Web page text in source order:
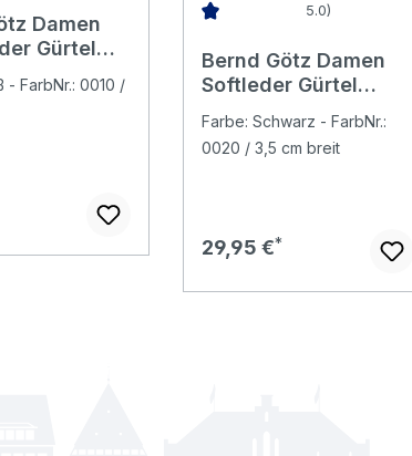
Damen
Gürtel
- FarbNr.: 0010 /
Durchschnittliche
5.0)
Bernd Götz Damen
Softleder Gürtel
Farbe: Schwarz - FarbNr.:
0020 / 3,5 cm breit
Regulärer Preis:
29,95 €